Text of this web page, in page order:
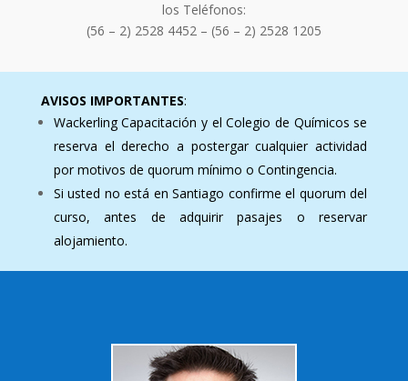
los Teléfonos:
(56 – 2) 2528 4452 – (56 – 2) 2528 1205
AVISOS IMPORTANTES:
Wackerling Capacitación y el Colegio de Químicos se
reserva el derecho a postergar cualquier actividad
por motivos de quorum mínimo o Contingencia.
Si usted no está en Santiago confirme el quorum del
curso, antes de adquirir pasajes o reservar
alojamiento.